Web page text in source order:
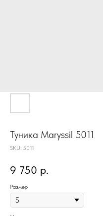
Туника Maryssil 5011
SKU: 5011
9 750 р.
Размер